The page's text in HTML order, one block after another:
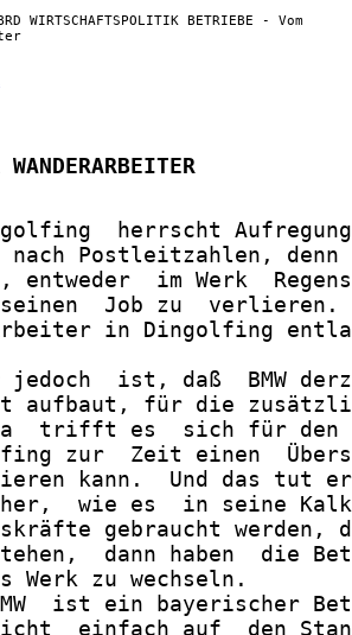
WIRTSCHAFTSPOLITIK BETRIEBE - Vom
WANDERARBEITER
herrscht
nach Postleitzahlen,
entweder  im Werk
Job zu
in Dingolfing
jedoch  ist, daß  BMW
aufbaut, für die
trifft es  sich für
zur  Zeit einen
kann.  Und das tut
wie es  in seine
gebraucht werden,
dann haben  die
Werk zu wechseln.
ist ein bayerischer
einfach auf  den